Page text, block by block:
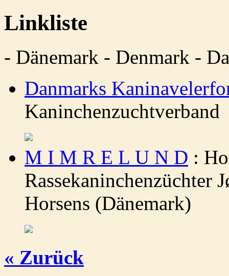
Linkliste
- Dänemark - Denmark -
Danmarks
Kaninchenzuchtverband
M I M R E L U N D :
Rassekaninchenzüchter
Horsens (Dänemark)
« Zurück